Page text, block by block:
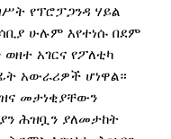
የፕሮፓጋንዳ ሃይል
ሁሉም እየተነሱ በደም
አገርና የፖለቲካ
አውራሪዎች ሆነዋል።
መታነቂያቸውን
ሕዝቧን ያለመታከት